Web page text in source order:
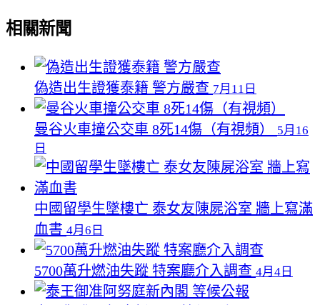
相關新聞
偽造出生證獲泰籍 警方嚴查 7月11日
曼谷火車撞公交車 8死14傷（有視頻）
5月16
日
中國留學生墜樓亡 泰女友陳屍浴室 牆上寫滿
血書 4月6日
5700萬升燃油失蹤 特案廳介入調查 4月4日